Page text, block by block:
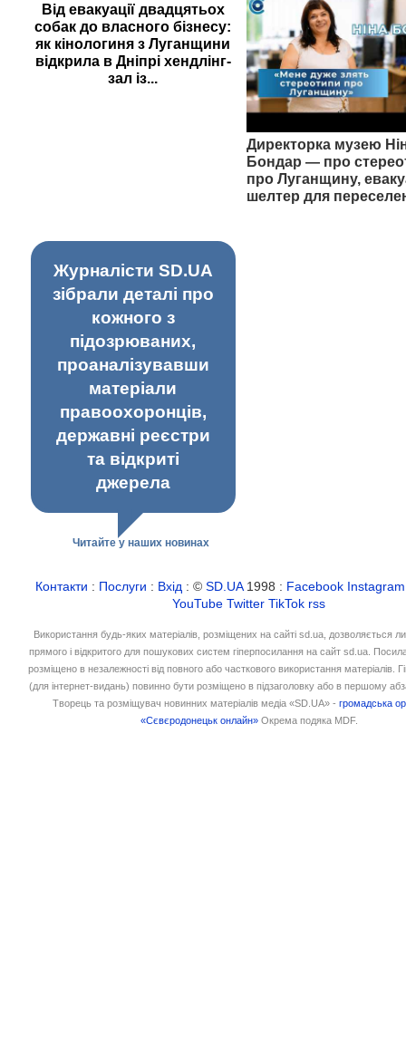
Від евакуації двадцятьох
собак до власного бізнесу:
як кінологиня з Луганщини
відкрила в Дніпрі хендлінг-
зал із...
Директорка музею
Бондар — про
про Луганщину,
шелтер для
Журналісти SD.UA
зібрали деталі про
кожного з
підозрюваних,
проаналізувавши
матеріали
правоохоронців,
державні реєстри
та відкриті
джерела
Читайте у наших новинах
Контакти : Послуги : Вхід : ©SD.UA1998 : Facebook Instagram
YouTube Twitter TikTok rss
Використання будь-яких матеріалів, розміщених на сайті sd.ua, дозволяється
прямого і відкритого для пошукових систем гіперпосилання на сайт sd.ua.
розміщено в незалежності від повного або часткового використання матеріалів.
(для інтернет-видань) повинно бути розміщено в підзаголовку або в першому
Творець та розміщувач новинних матеріалів медіа «SD.UA» -громадська
«Сєвєродонецьк онлайн» Окрема подяка MDF.